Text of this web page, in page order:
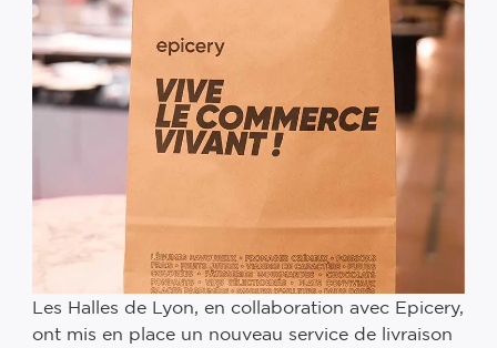
Les Halles de Lyon, en collaboration avec Epicery,
ont mis en place un nouveau service de livraison